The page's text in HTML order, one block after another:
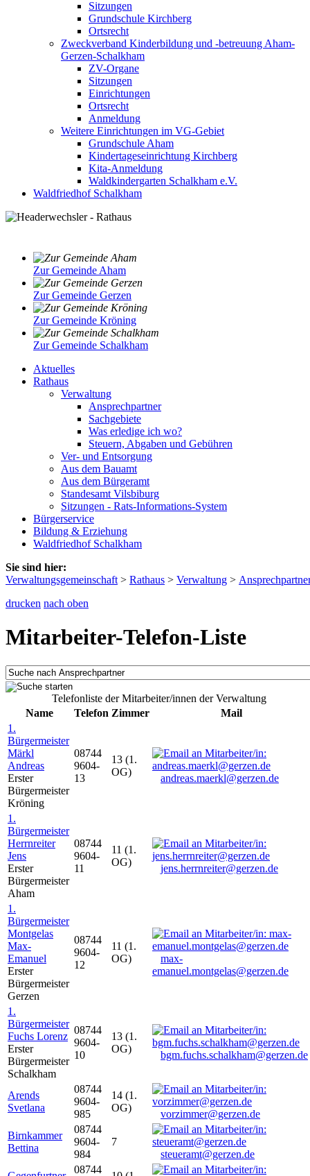
Sitzungen
Grundschule Kirchberg
Ortsrecht
Zweckverband Kinderbildung und -betreuung Aham-
Gerzen-Schalkham
ZV-Organe
Sitzungen
Einrichtungen
Ortsrecht
Anmeldung
Weitere Einrichtungen im VG-Gebiet
Grundschule Aham
Kindertageseinrichtung Kirchberg
Kita-Anmeldung
Waldkindergarten Schalkham e.V.
Waldfriedhof Schalkham
Zur Gemeinde Aham
Zur Gemeinde Gerzen
Zur Gemeinde Kröning
Zur Gemeinde Schalkham
Aktuelles
Rathaus
Verwaltung
Ansprechpartner
Sachgebiete
Was erledige ich wo?
Steuern, Abgaben und Gebühren
Ver- und Entsorgung
Aus dem Bauamt
Aus dem Bürgeramt
Standesamt Vilsbiburg
Sitzungen - Rats-Informations-System
Bürgerservice
Bildung & Erziehung
Waldfriedhof Schalkham
Sie sind hier:
Verwaltungsgemeinschaft > Rathaus > Verwaltung >
drucken nach oben
Mitarbeiter-Telefon-Liste
Telefonliste der Mitarbeiter/innen der Verwaltung
Name
Telefon Zimmer
Mail
1.
Bürgermeister
Märkl
Andreas
Erster
Bürgermeister
Kröning
08744
9604-
13
13 (1.
OG)
andreas.maerkl@gerzen.de
1.
Bürgermeister
Herrnreiter
Jens
Erster
Bürgermeister
Aham
08744
9604-
11
11 (1.
OG)
jens.herrnreiter@gerzen.de
1.
Bürgermeister
Montgelas
Max-
Emanuel
Erster
Bürgermeister
Gerzen
08744
9604-
12
11 (1.
OG)
max-
emanuel.montgelas@gerzen.de
1.
Bürgermeister
Fuchs Lorenz
Erster
Bürgermeister
Schalkham
08744
9604-
10
13 (1.
OG)
bgm.fuchs.schalkham@gerzen.de
Arends
Svetlana
08744
9604-
985
14 (1.
OG)
vorzimmer@gerzen.de
Birnkammer
Bettina
08744
9604-
984
7
steueramt@gerzen.de
08744